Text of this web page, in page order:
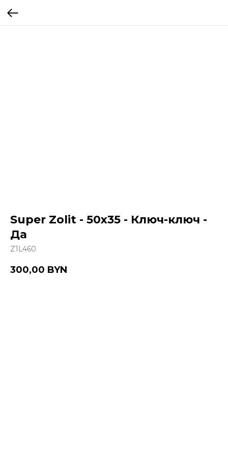
Super Zolit - 50x35 - Ключ-ключ -
Да
Z1L460
300,00 BYN